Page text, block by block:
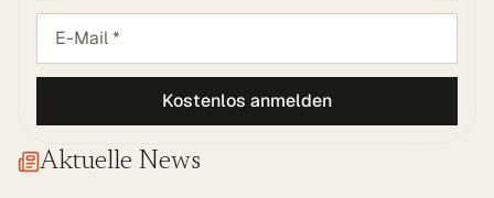
Kostenlos anmelden
Aktuelle News